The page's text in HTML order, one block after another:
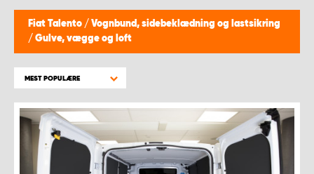
Fiat Talento / Vognbund, sidebeklædning og lastsikring
/ Gulve, vægge og loft
MEST POPULÆRE